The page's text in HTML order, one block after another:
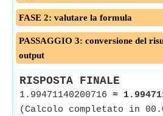
FASE 2: valutare la formula
PASSAGGIO 3: conversione del
output
RISPOSTA FINALE
1.99471140200716 ≈
(Calcolo completato in